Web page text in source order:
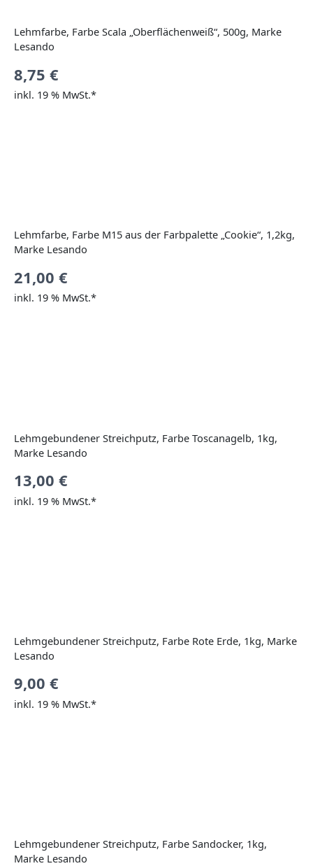
Lehmfarbe, Farbe Scala „Oberflächenweiß“, 500g, Marke
Lesando
8,75 €
inkl. 19 % MwSt.*
Lehmfarbe, Farbe M15 aus der Farbpalette „Cookie“, 1,2kg,
Marke Lesando
21,00 €
inkl. 19 % MwSt.*
Lehmgebundener Streichputz, Farbe Toscanagelb, 1kg,
Marke Lesando
13,00 €
inkl. 19 % MwSt.*
Lehmgebundener Streichputz, Farbe Rote Erde, 1kg, Marke
Lesando
9,00 €
inkl. 19 % MwSt.*
Lehmgebundener Streichputz, Farbe Sandocker, 1kg,
Marke Lesando